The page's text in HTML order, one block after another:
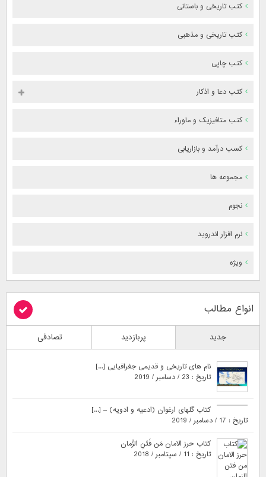
کتب تاریخی و باستانی
کتب تاریخی و مذهبی
کتب چاپی
کتب دعا و اذکار
کتب متافیزیک و ماوراء
کسب درآمد و بازاریابی
مجموعه ها
نجوم
نرم افزار اندروید
ویژه
انواع مطالب
جدید پربازدید تصادفی
نام های تاریخی و قدیمی جغرافیایی [...]
تاریخ : 23 / دسامبر / 2019
کتاب گلهای ارغوان (ادعیه و ادویه) – [...]
تاریخ : 17 / دسامبر / 2019
کتاب حرز الامان مَن فَتَنِ الزَّمان
تاریخ : 11 / سپتامبر / 2018